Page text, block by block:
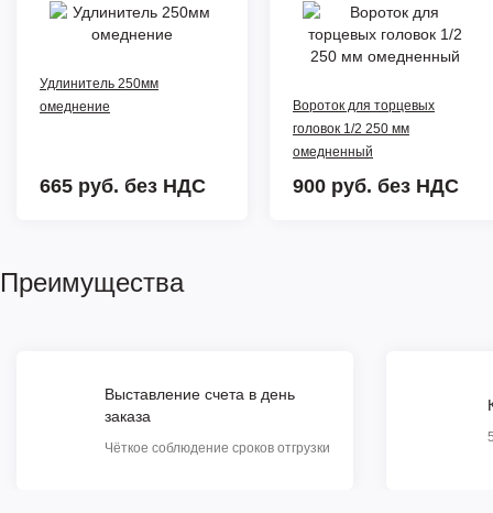
Удлинитель 250мм
омеднение
665 руб. без НДС
Вороток для торцевых
головок 1/2 250 мм
омедненный
900 руб. без НДС
Преимущества
Выставление счета в день
заказа
Чёткое соблюдение сроков отгрузки